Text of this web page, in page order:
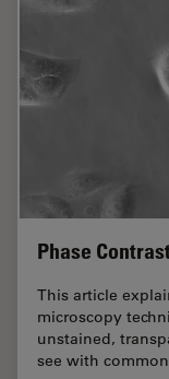
Phase
This article
microscopy
unstained,
see with